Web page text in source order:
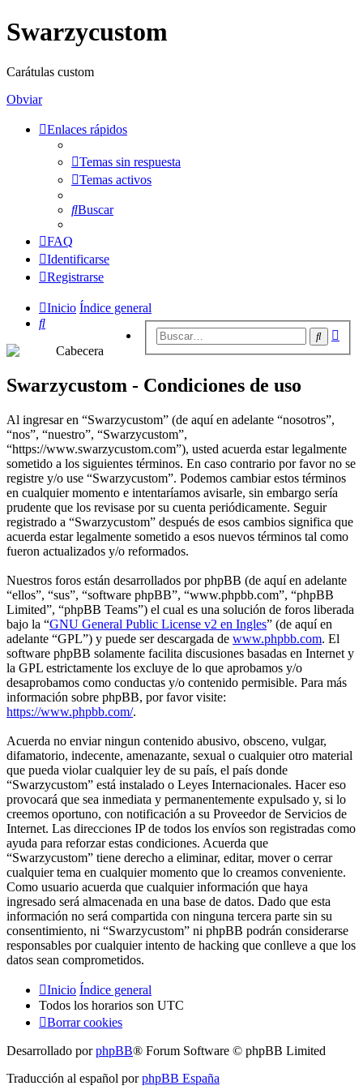
Swarzycustom
Carátulas custom
Obviar
Enlaces rápidos
Temas sin respuesta
Temas activos
Buscar
FAQ
Identificarse
Registrarse
Inicio Índice general
Buscar
Buscar
Swarzycustom - Condiciones de uso
Al ingresar en “Swarzycustom” (de aquí en adelante “nosotros”,
“nos”, “nuestro”, “Swarzycustom”,
“https://www.swarzycustom.com”), usted acuerda estar legalmente
sometido a los siguientes términos. En caso contrario por favor no se
registre y/o use “Swarzycustom”. Podemos cambiar estos términos
en cualquier momento e intentaríamos avisarle, sin embargo sería
prudente que los revisase por su cuenta periódicamente. Seguir
registrado a “Swarzycustom” después de esos cambios significa que
acuerda estar legalmente sometido a esos nuevos términos tal como
fueron actualizados y/o reformados.
Nuestros foros están desarrollados por phpBB (de aquí en adelante
“ellos”, “sus”, “software phpBB”, “www.phpbb.com”, “phpBB
Limited”, “phpBB Teams”) el cual es una solución de foros liberada
bajo la “GNU General Public License v2 en Ingles” (de aquí en
adelante “GPL”) y puede ser descargada de www.phpbb.com. El
software phpBB solamente facilita discusiones basadas en Internet y
la GPL estrictamente los excluye de lo que aprobamos y/o
desaprobamos como conductas y/o contenido permisible. Para más
información sobre phpBB, por favor visite:
https://www.phpbb.com/.
Acuerda no enviar ningun contenido abusivo, obsceno, vulgar,
difamatorio, indecente, amenazante, sexual o cualquier otro material
que pueda violar cualquier ley de su país, el país donde
“Swarzycustom” está instalado o Leyes Internacionales. Hacer eso
provocará que sea inmediata y permanentemente expulsado y, si lo
creemos oportuno, con notificación a su Proveedor de Servicios de
Internet. Las direcciones IP de todos los envíos son registradas como
ayuda para reforzar estas condiciones. Acuerda que
“Swarzycustom” tiene derecho a eliminar, editar, mover o cerrar
cualquier tema en cualquier momento que lo creamos conveniente.
Como usuario acuerda que cualquier información que haya
ingresado será almacenada en una base de datos. Dado que esta
información no será compartida con ninguna tercera parte sin su
consentimiento, ni “Swarzycustom” ni phpBB podrán considerarse
responsables por cualquier intento de hacking que conlleve a que los
datos sean comprometidos.
Inicio Índice general
Todos los horarios son UTC
Borrar cookies
Desarrollado porphpBB® Forum Software © phpBB Limited
Traducción al español porphpBB España